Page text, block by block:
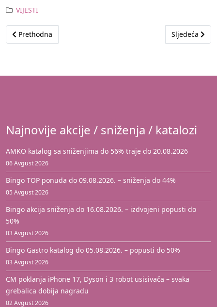
VIJESTI
Prethodni članak: Koje su prednosti trgovačkih robnih marki?
Prethodna Sljedeći
Sljedeća
Najnovije akcije / sniženja / katalozi
AMKO katalog sa sniženjima do 56% traje do 20.08.2026
06 Avgust 2026
Bingo TOP ponuda do 09.08.2026. – sniženja do 44%
05 Avgust 2026
Bingo akcija sniženja do 16.08.2026. – izdvojeni popusti do
50%
03 Avgust 2026
Bingo Gastro katalog do 05.08.2026. – popusti do 50%
03 Avgust 2026
CM poklanja iPhone 17, Dyson i 3 robot usisivača – svaka
grebalica dobija nagradu
02 Avgust 2026